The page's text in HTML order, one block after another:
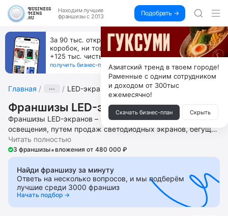
Находим лучшие
франшизы с 2013
Подобрать →
За 90 тыс. открой магазин на Авито, дома ни
коробок, ни товара, ни склада, зато каждый месяц
+125 тыс. чистыми
получить бизнес-план ↓
Главная ··· LED-экраны
Франшизы LED-экранов
Франшизы LED-экранов – это бизнес в сфере рекламы и
освещения, путем продаж светодиодных экранов, бегущей
строки, промышленных светильников, прожекторов и
другого осветительного оборудования. Откройте без опыта
и больших финансовых вложений в своем городе или
населенном пункте агентство по созданию и размещению
рекламы, продаже рекламных площадей, закупке
рекламного пространства в СМИ. Получите помощь в
запуске и ведении бизнеса, подборе локации, контроле за
Читать полностью
3 франшизы•вложения от 480 000 ₽
Найди франшизу за минуту
Ответь на несколько вопросов, и мы подберём
лучшие среди 3000 франшиз
Начать подбор →
Азиатский тренд в твоем городе!
Раменные с одним сотрудником
и доходом от 300тыс
ежемесячно!
Скачать бизнес-план Скрыть